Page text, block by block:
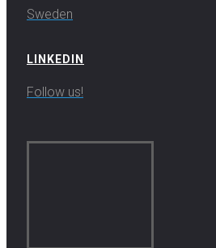
Sweden
LINKEDIN
Follow us!